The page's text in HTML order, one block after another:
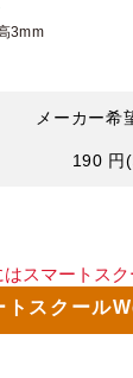
3mm
メーカー希
190 円
スマートス
トスクール